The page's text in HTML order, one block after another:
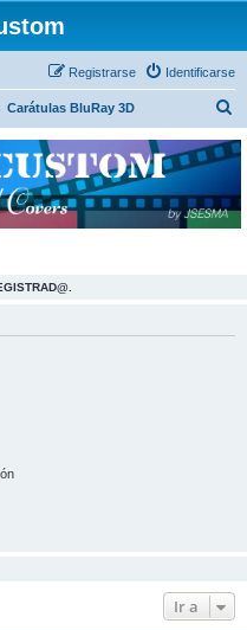
Identificarse
Registrarse
Carátulas BluRay 3D
c
Ir a